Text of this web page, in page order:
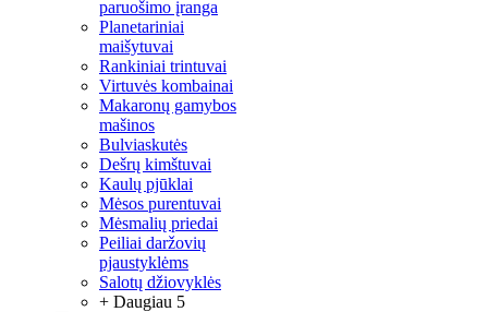
paruošimo įranga
Planetariniai
maišytuvai
Rankiniai trintuvai
Virtuvės kombainai
Makaronų gamybos
mašinos
Bulviaskutės
Dešrų kimštuvai
Kaulų pjūklai
Mėsos purentuvai
Mėsmalių priedai
Peiliai daržovių
pjaustyklėms
Salotų džiovyklės
+ Daugiau 5